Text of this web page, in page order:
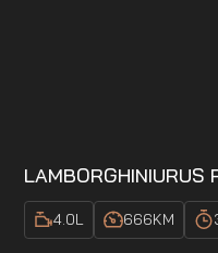
LAMBORGHINIURUS
4.0L 666KM